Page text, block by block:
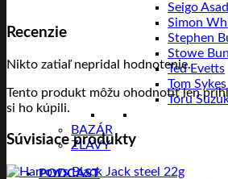
Seigo
Simon
Stephen
Stowe
Ted Evetts
Tom Sykes
Toru
BAZÁR
ZĽAVY
PODCAST
Recenzie
Nikto zatiaľ nepridal hodnotenie.
Tento produkt môžu ohodnotiť len
si ho kúpili.
Súvisiace produkty